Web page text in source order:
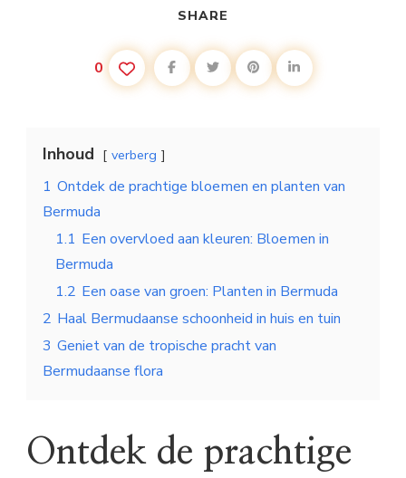
SHARE
0
Inhoud verberg
1 Ontdek de prachtige bloemen en planten van
Bermuda
1.1 Een overvloed aan kleuren: Bloemen in
Bermuda
1.2 Een oase van groen: Planten in Bermuda
2 Haal Bermudaanse schoonheid in huis en tuin
3 Geniet van de tropische pracht van
Bermudaanse flora
Ontdek de prachtige